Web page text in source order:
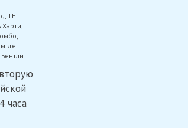
TF
Харти
де
часа